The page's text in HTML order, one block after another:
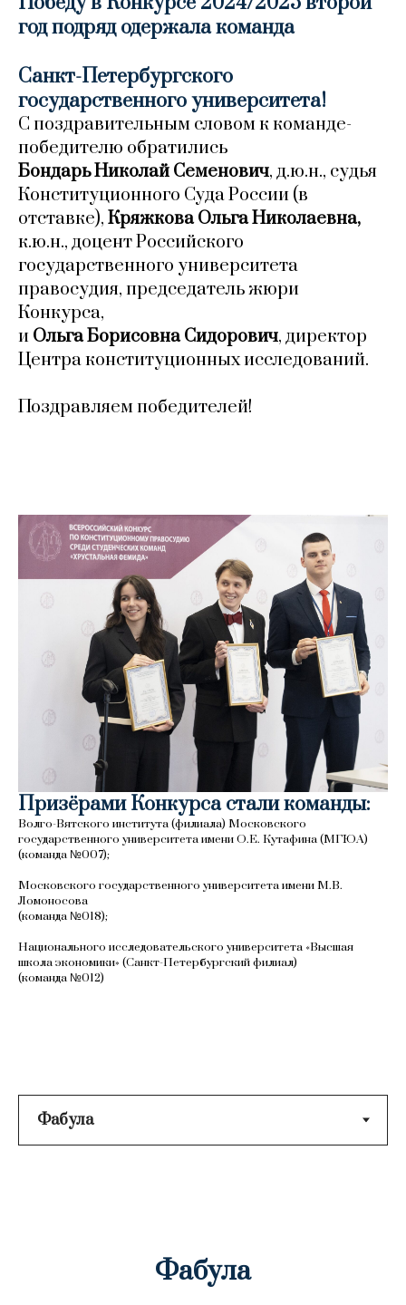
год подряд одержала команда
Санкт-Петербургского
государственного университета!
C поздравительным словом к команде-
победителю обратились
Бондарь Николай Семенович, д.ю.н., судья
Конституционного Суда России (в
отставке), Кряжкова Ольга Николаевна,
к.ю.н., доцент Российского
государственного университета
правосудия, председатель жюри
Конкурса,
и Ольга Борисовна Сидорович, директор
Центра конституционных исследований.
Поздравляем победителей!
Призёрами Конкурса стали команды:
Волго-Вятского института (филиала) Московского
государственного университета имени О.Е. Кутафина (МГЮА)
(команда №007);
Московского государственного университета имени М.В.
Ломоносова
(команда №018);
Национального исследовательского университета «Высшая
школа экономики» (Санкт-Петербургский филиал)
(команда №012)
Фабула